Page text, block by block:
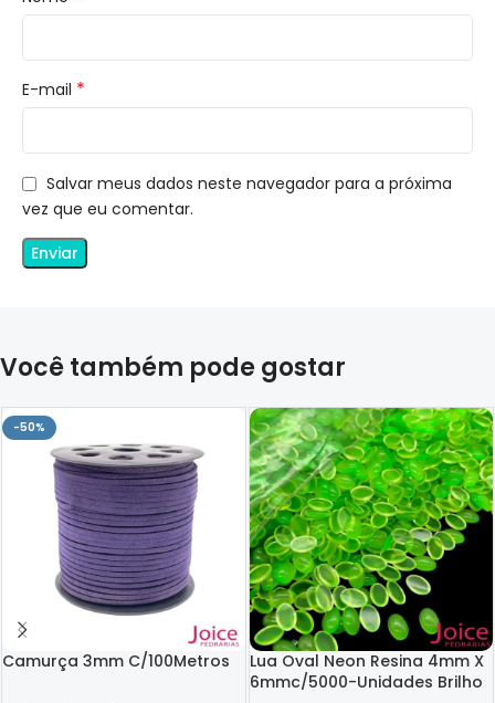
E-mail *
Salvar meus dados neste navegador para a próxima
vez que eu comentar.
Você também pode gostar
-50%
Camurça 3mm C/100Metros
Lua Oval Neon Resina 4mm X
6mmc/5000-Unidades Brilho